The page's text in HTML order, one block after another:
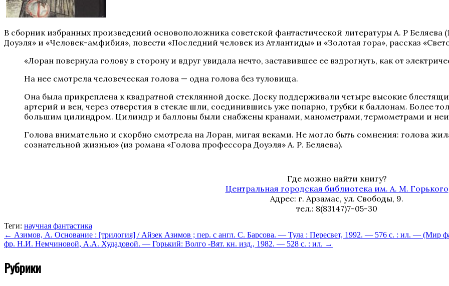
В сборник избранных произведений основоположника советской фантастической литературы А. Р
Доуэля» и «Человек-амфибия», повести «Последний человек из Атлантиды» и «Золотая гора», рассказ
«Лоран повернула голову в сторону и вдруг увидала нечто, заставившее ее вздрогнуть, как от
На нее смотрела человеческая голова — одна голова без туловища.
Она была прикреплена к квадратной стеклянной доске. Доску поддерживали четыре высокие
артерий и вен, через отверстия в стекле шли, соединившись уже попарно, трубки к баллонам. Более
большим цилиндром. Цилиндр и баллоны были снабжены кранами, манометрами, термометрами и
Голова внимательно и скорбно смотрела на Лоран, мигая веками. Не могло быть сомнения: голова
сознательной жизнью» (из романа «Голова профессора Доуэля» А. Р. Беляева).
Где можно найти книгу?
Центральная городская библиотека им. А. М. Горького
Адрес: г. Арзамас, ул. Свободы, 9.
тел.: 8(83147)7-05-30
Теги: научная фантастика
← Азимов, А. Основание : [трилогия] / Айзек Азимов ; пер. с англ. С. Барсова. — Тула : Пересвет, 1992. — 576 с. : ил. — (Мир
фр. Н.И. Немчиновой, А.А. Худадовой. — Горький: Волго -Вят. кн. изд., 1982. — 528 с. : ил. →
Рубрики